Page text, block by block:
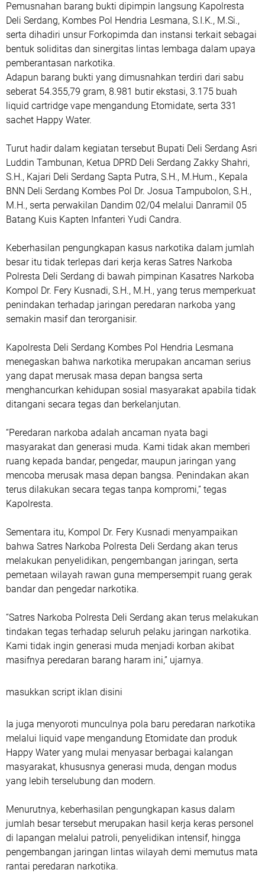
Pemusnahan barang bukti dipimpin langsung Kapolresta
Deli Serdang, Kombes Pol Hendria Lesmana, S.I.K., M.Si.,
serta dihadiri unsur Forkopimda dan instansi terkait sebagai
bentuk soliditas dan sinergitas lintas lembaga dalam upaya
pemberantasan narkotika.
Adapun barang bukti yang dimusnahkan terdiri dari sabu
seberat 54.355,79 gram, 8.981 butir ekstasi, 3.175 buah
liquid cartridge vape mengandung Etomidate, serta 331
sachet Happy Water.
Turut hadir dalam kegiatan tersebut Bupati Deli Serdang Asri
Luddin Tambunan, Ketua DPRD Deli Serdang Zakky Shahri,
S.H., Kajari Deli Serdang Sapta Putra, S.H., M.Hum., Kepala
BNN Deli Serdang Kombes Pol Dr. Josua Tampubolon, S.H.,
M.H., serta perwakilan Dandim 02/04 melalui Danramil 05
Batang Kuis Kapten Infanteri Yudi Candra.
Keberhasilan pengungkapan kasus narkotika dalam jumlah
besar itu tidak terlepas dari kerja keras Satres Narkoba
Polresta Deli Serdang di bawah pimpinan Kasatres Narkoba
Kompol Dr. Fery Kusnadi, S.H., M.H., yang terus memperkuat
penindakan terhadap jaringan peredaran narkoba yang
semakin masif dan terorganisir.
Kapolresta Deli Serdang Kombes Pol Hendria Lesmana
menegaskan bahwa narkotika merupakan ancaman serius
yang dapat merusak masa depan bangsa serta
menghancurkan kehidupan sosial masyarakat apabila tidak
ditangani secara tegas dan berkelanjutan.
“Peredaran narkoba adalah ancaman nyata bagi
masyarakat dan generasi muda. Kami tidak akan memberi
ruang kepada bandar, pengedar, maupun jaringan yang
mencoba merusak masa depan bangsa. Penindakan akan
terus dilakukan secara tegas tanpa kompromi,” tegas
Kapolresta.
Sementara itu, Kompol Dr. Fery Kusnadi menyampaikan
bahwa Satres Narkoba Polresta Deli Serdang akan terus
melakukan penyelidikan, pengembangan jaringan, serta
pemetaan wilayah rawan guna mempersempit ruang gerak
bandar dan pengedar narkotika.
“Satres Narkoba Polresta Deli Serdang akan terus melakukan
tindakan tegas terhadap seluruh pelaku jaringan narkotika.
Kami tidak ingin generasi muda menjadi korban akibat
masifnya peredaran barang haram ini,” ujarnya.
masukkan script iklan disini
Ia juga menyoroti munculnya pola baru peredaran narkotika
melalui liquid vape mengandung Etomidate dan produk
Happy Water yang mulai menyasar berbagai kalangan
masyarakat, khususnya generasi muda, dengan modus
yang lebih terselubung dan modern.
Menurutnya, keberhasilan pengungkapan kasus dalam
jumlah besar tersebut merupakan hasil kerja keras personel
di lapangan melalui patroli, penyelidikan intensif, hingga
pengembangan jaringan lintas wilayah demi memutus mata
rantai peredaran narkotika.